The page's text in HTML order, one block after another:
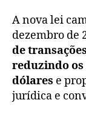
A nova lei
dezembro de
de transações
reduzindo os
dólares e
jurídica e